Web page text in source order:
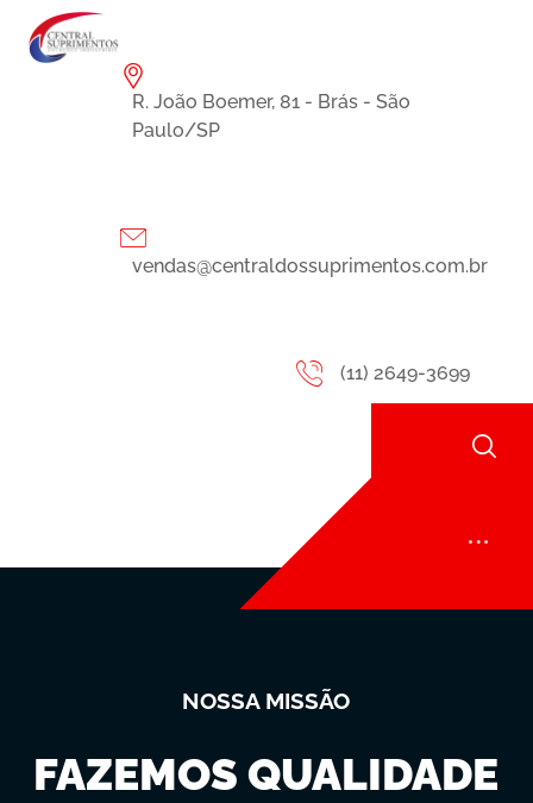
R. João Boemer, 81 - Brás - São
Paulo/SP
vendas@centraldossuprimentos.com.br
(11) 2649-3699
FAZEMOS QUALIDADE
NOSSA MISSÃO